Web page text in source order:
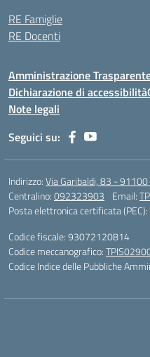
RE Famiglie
RE Docenti
Amministrazione
Dichiarazione di accessibilità
Note legali
Seguici su:
Indirizzo:Via Garibaldi, 83 - 91100
Centralino:092323903 Email:
Posta elettronica certificata (PEC):
Codice fiscale: 93072120814
Codice meccanografico:
Codice Indice delle Pubbliche